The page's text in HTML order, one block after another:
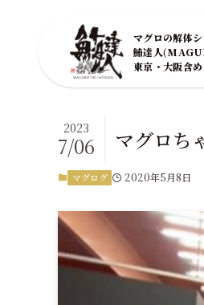
マグロの解体
鮪達人
東京・大阪含
マグロち
2023
7/06
マグログ 2020年5月8日